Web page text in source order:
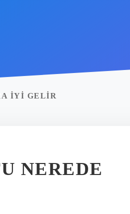
IYI GELIR
NEREDE